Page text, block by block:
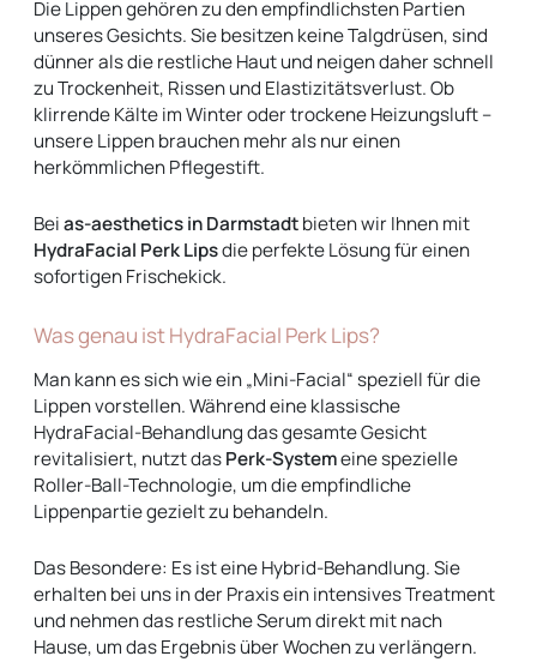
Die Lippen gehören zu den empfindlichsten Partien
unseres Gesichts. Sie besitzen keine Talgdrüsen, sind
dünner als die restliche Haut und neigen daher schnell
zu Trockenheit, Rissen und Elastizitätsverlust. Ob
klirrende Kälte im Winter oder trockene Heizungsluft –
unsere Lippen brauchen mehr als nur einen
herkömmlichen Pflegestift.
Beias-aesthetics in Darmstadtbieten wir Ihnen mit
HydraFacial Perk Lipsdie perfekte Lösung für einen
sofortigen Frischekick.
Was genau ist HydraFacial Perk Lips?
Man kann es sich wie ein „Mini-Facial“ speziell für die
Lippen vorstellen. Während eine klassische
HydraFacial-Behandlung das gesamte Gesicht
revitalisiert, nutzt dasPerk-Systemeine spezielle
Roller-Ball-Technologie, um die empfindliche
Lippenpartie gezielt zu behandeln.
Das Besondere: Es ist eine Hybrid-Behandlung. Sie
erhalten bei uns in der Praxis ein intensives Treatment
und nehmen das restliche Serum direkt mit nach
Hause, um das Ergebnis über Wochen zu verlängern.